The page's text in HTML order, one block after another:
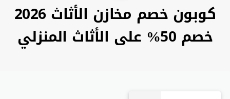
كوبون خصم مخازن الأثاث 2026
خصم 50% على الأثاث المنزلي